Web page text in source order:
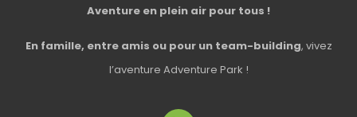
Aventure en plein air pour tous !
En famille, entre amis ou pour un team-building, vivez
l’aventure Adventure Park !